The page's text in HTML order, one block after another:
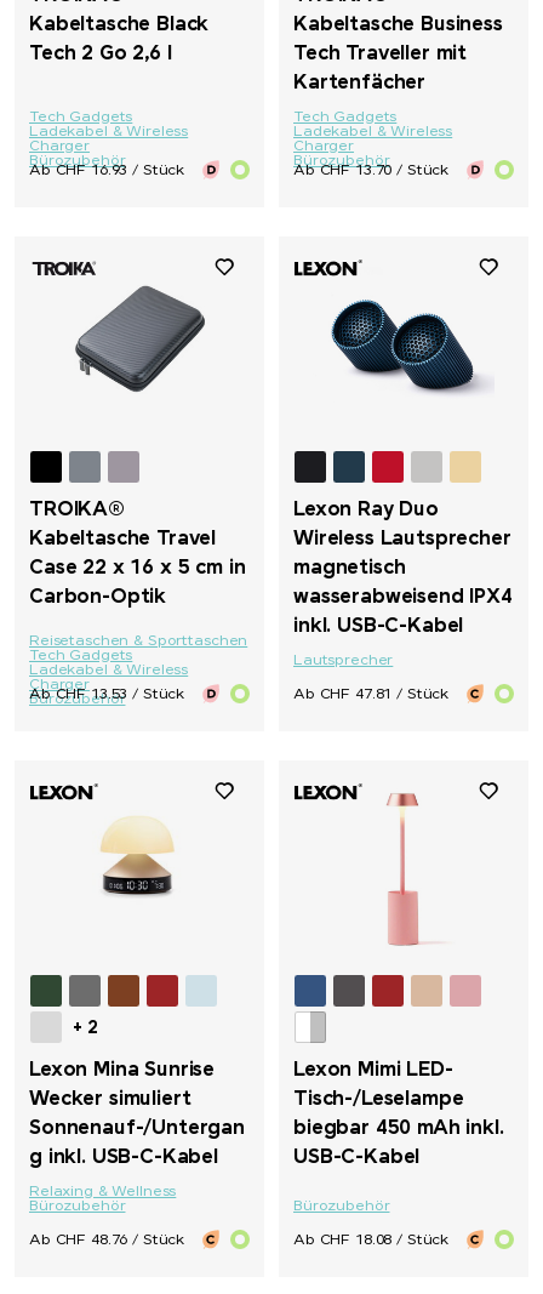
Kabeltasche Black
Tech 2 Go 2,6 l
Tech Gadgets
Ladekabel & Wireless
Charger
Bürozubehör
Ab CHF 16.93 / Stück
Kabeltasche Business
Tech Traveller mit
Kartenfächer
Tech Gadgets
Ladekabel & Wireless
Charger
Bürozubehör
Ab CHF 13.70 / Stück
TROIKA®
Kabeltasche Travel
Case 22 x 16 x 5 cm in
Carbon-Optik
Reisetaschen & Sporttaschen
Tech Gadgets
Ladekabel & Wireless
Charger
Bürozubehör
Ab CHF 13.53 / Stück
Lexon Ray Duo
Wireless Lautsprecher
magnetisch
wasserabweisend IPX4
inkl. USB-C-Kabel
Lautsprecher
Ab CHF 47.81 / Stück
+ 2
Lexon Mina Sunrise
Wecker simuliert
Sonnenauf-/Untergan
g inkl. USB-C-Kabel
Relaxing & Wellness
Bürozubehör
Ab CHF 48.76 / Stück
Lexon Mimi LED-
Tisch-/Leselampe
biegbar 450 mAh inkl.
USB-C-Kabel
Bürozubehör
Ab CHF 18.08 / Stück